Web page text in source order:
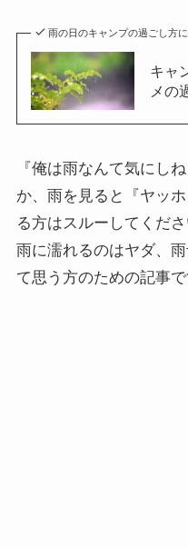
雨の日のキャンプの過ごし方
キャ
メの
『俺は雨なんて気にし
か、雨を見ると『ヤッ
る方はスルーしてくだ
雨に濡れるのはヤダ、
て思う方のための記事